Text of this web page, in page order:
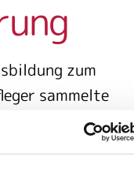
zum
sammelte
am